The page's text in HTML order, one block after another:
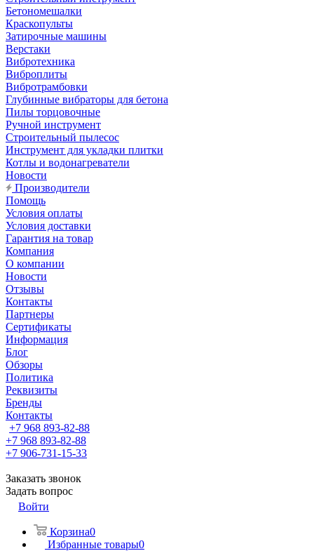
Бетономешалки
Краскопульты
Затирочные машины
Верстаки
Вибротехника
Виброплиты
Вибротрамбовки
Глубинные вибраторы для бетона
Пилы торцовочные
Ручной инструмент
Строительный пылесос
Инструмент для укладки плитки
Котлы и водонагреватели
Новости
Производители
Помощь
Условия оплаты
Условия доставки
Гарантия на товар
Компания
О компании
Новости
Отзывы
Контакты
Партнеры
Сертификаты
Информация
Блог
Обзоры
Политика
Реквизиты
Бренды
Контакты
+7 968 893-82-88
+7 968 893-82-88
+7 906-731-15-33
Заказать звонок
Задать вопрос
Войти
Корзина0
Избранные товары0